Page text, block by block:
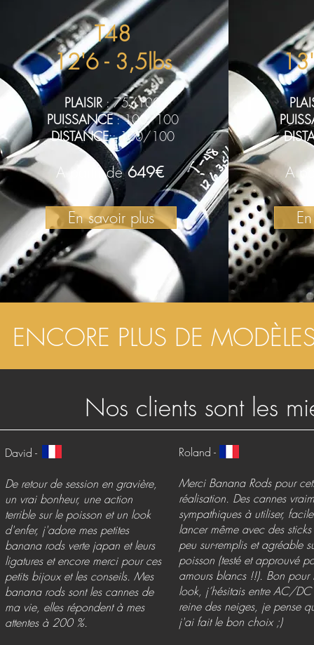
En savoir plus
T48
12'6 - 3,5lbs
PLAISIR: 75/100
PUISSANCE: 100/100
DISTANCE: 100/100
A partir de649€ A
ENCORE PLUS DE
Nos clients sont les
David -
De retour de session en gravière,
un vrai bonheur, une action
terrible sur le poisson et un look
d'enfer, j'adore mes petites
banana rods verte japan et leurs
ligatures et encore merci pour ces
petits bijoux et les conseils. Mes
banana rods sont les cannes de
ma vie, elles répondent à mes
attentes à 200 %.
Roland -
Merci Banana Rods pour
réalisation. Des cannes
sympathiques à utiliser,
lancer même avec des
peu sur-remplis et agréable
poisson (testé et approuvé
amours blancs !!). Bon pour
look, j’hésitais entre AC/
reine des neiges, je pense
j'ai fait le bon choix ;)